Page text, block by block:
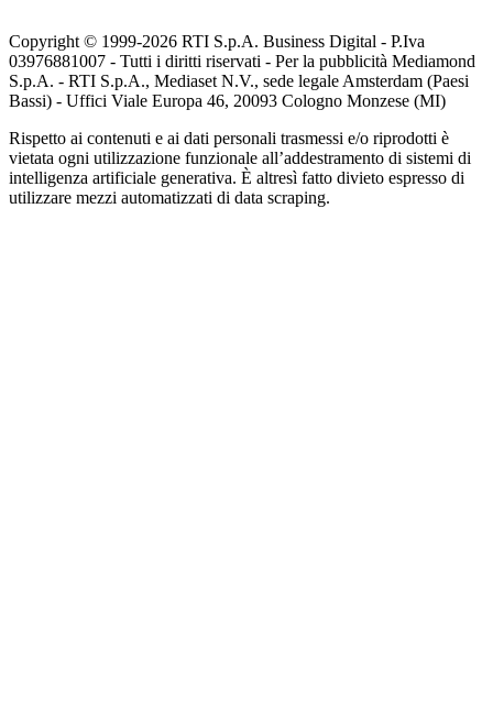
Copyright © 1999-2026 RTI S.p.A. Business Digital - P.Iva
03976881007 - Tutti i diritti riservati - Per la pubblicità Mediamond
S.p.A. - RTI S.p.A., Mediaset N.V., sede legale Amsterdam (Paesi
Bassi) - Uffici Viale Europa 46, 20093 Cologno Monzese (MI)
Rispetto ai contenuti e ai dati personali trasmessi e/o riprodotti è
vietata ogni utilizzazione funzionale all’addestramento di sistemi di
intelligenza artificiale generativa. È altresì fatto divieto espresso di
utilizzare mezzi automatizzati di data scraping.